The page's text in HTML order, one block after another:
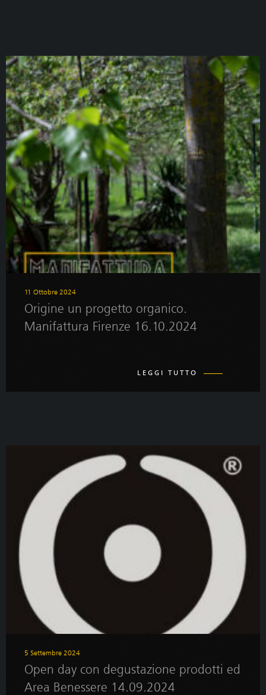
11 Ottobre 2024
Origine un progetto organico.
Manifattura Firenze 16.10.2024
LEGGI TUTTO
5 Settembre 2024
Open day con degustazione prodotti ed
Area Benessere 14.09.2024